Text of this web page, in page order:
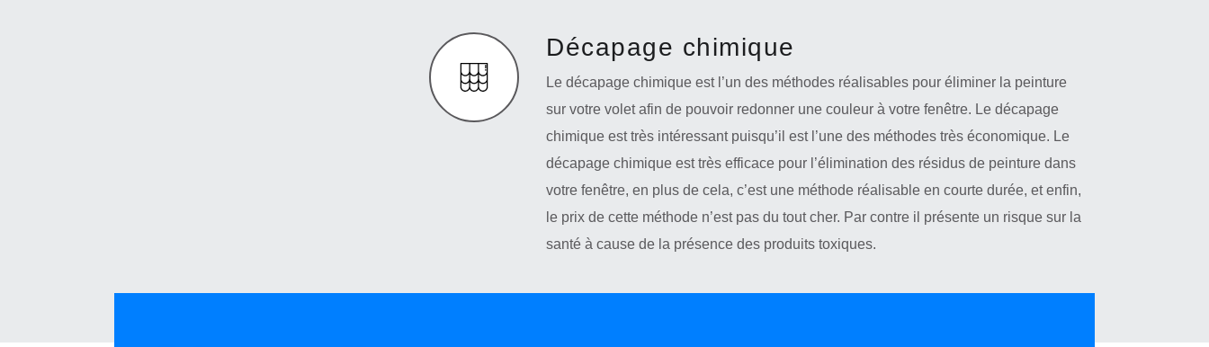
Décapage chimique
Le décapage chimique est l’un des méthodes réalisables pour éliminer la peinture
sur votre volet afin de pouvoir redonner une couleur à votre fenêtre. Le décapage
chimique est très intéressant puisqu’il est l’une des méthodes très économique. Le
décapage chimique est très efficace pour l’élimination des résidus de peinture dans
votre fenêtre, en plus de cela, c’est une méthode réalisable en courte durée, et enfin,
le prix de cette méthode n’est pas du tout cher. Par contre il présente un risque sur la
santé à cause de la présence des produits toxiques.